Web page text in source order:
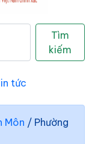
Tìm
kiếm
tức
Môn / Phường